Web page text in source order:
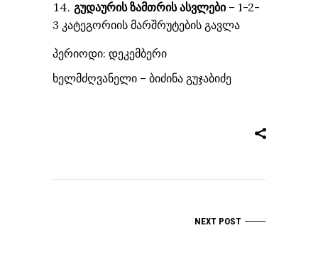
გუდაურის ზამთრის ასვლები– 1-2-
3 კატეგორიის მარშრუტების გავლა
პერიოდი: დეკემბერი
ხელმძღვანელი – ბიძინა გუჯაბიძე
NEXT POST